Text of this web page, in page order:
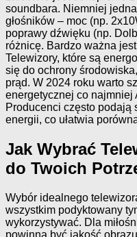
soundbara. Niemniej
głośników – moc (np.
poprawy dźwięku (np.
różnicę. Bardzo ważna
Telewizory, które są
się do ochrony
prąd. W 2024 roku warto
energetycznej co najmniej
Producenci często podają
energii, co ułatwia
Jak Wybrać
do Twoich
Wybór idealnego
wszystkim podyktowany
wykorzystywać. Dla
powinna być jakość